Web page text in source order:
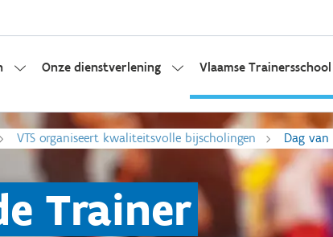
Onze dienstverlening Vlaamse Trainersschool
VTS organiseert kwaliteitsvolle bijscholingen Dag
Trainer